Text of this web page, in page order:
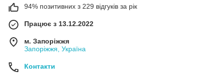
94% позитивних з 229 відгуків за рік
Працює з 13.12.2022
м. Запоріжжя
Запоріжжя, Україна
Контакти